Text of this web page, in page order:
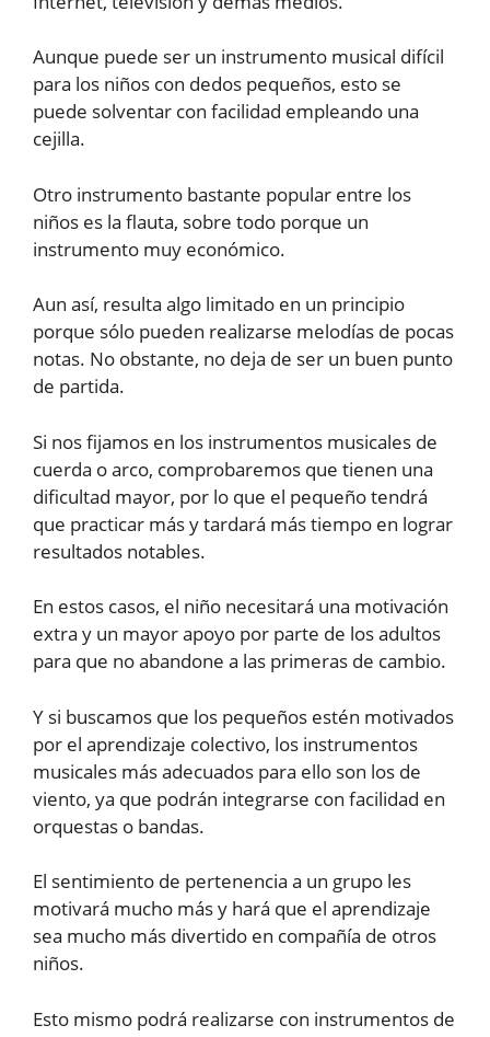
Aunque puede ser un instrumento musical difícil
para los niños con dedos pequeños, esto se
puede solventar con facilidad empleando una
cejilla.
Otro instrumento bastante popular entre los
niños es la flauta, sobre todo porque un
instrumento muy económico.
Aun así, resulta algo limitado en un principio
porque sólo pueden realizarse melodías de pocas
notas. No obstante, no deja de ser un buen punto
de partida.
Si nos fijamos en los instrumentos musicales de
cuerda o arco, comprobaremos que tienen una
dificultad mayor, por lo que el pequeño tendrá
que practicar más y tardará más tiempo en lograr
resultados notables.
En estos casos, el niño necesitará una motivación
extra y un mayor apoyo por parte de los adultos
para que no abandone a las primeras de cambio.
Y si buscamos que los pequeños estén motivados
por el aprendizaje colectivo, los instrumentos
musicales más adecuados para ello son los de
viento, ya que podrán integrarse con facilidad en
orquestas o bandas.
El sentimiento de pertenencia a un grupo les
motivará mucho más y hará que el aprendizaje
sea mucho más divertido en compañía de otros
niños.
Esto mismo podrá realizarse con instrumentos de